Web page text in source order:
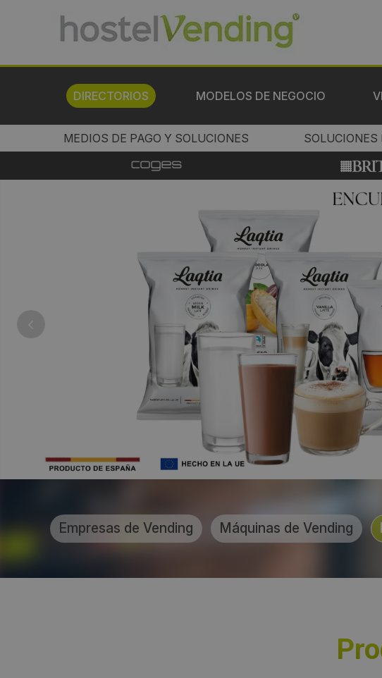
DIRECTORIOS MODELOS DE NEGOCIO
MEDIOS DE PAGO Y SOLUCIONES SOLUCIONES
Empresas de Vending Máquinas de Vending